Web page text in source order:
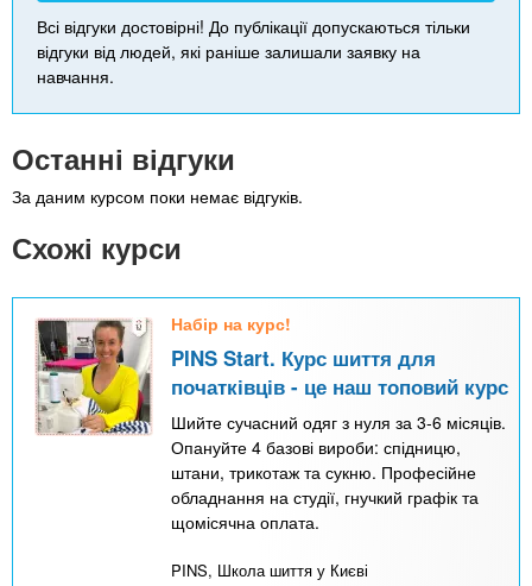
Всі відгуки достовірні! До публікації допускаються тільки
відгуки від людей, які раніше залишали заявку на
навчання.
Останні відгуки
За даним курсом поки немає відгуків.
Схожі курси
Набір на курс!
PINS Start. Курс шиття для
початківців - це наш топовий курс
Шийте сучасний одяг з нуля за 3-6 місяців.
Опануйте 4 базові вироби: спідницю,
штани, трикотаж та сукню. Професійне
обладнання на студії, гнучкий графік та
щомісячна оплата.
PINS, Школа шиття у Києві